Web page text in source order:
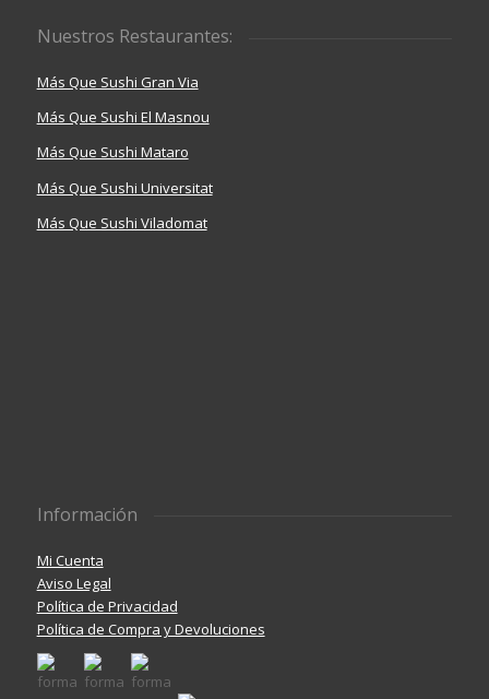
Nuestros Restaurantes:
Más Que Sushi Gran Via
Más Que Sushi El Masnou
Más Que Sushi Mataro
Más Que Sushi Universitat
Más Que Sushi Viladomat
Información
Mi Cuenta
Aviso Legal
Política de Privacidad
Política de Compra y Devoluciones